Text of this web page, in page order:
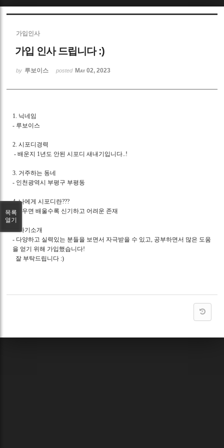
가입인사
가입 인사 드립니다 :)
by 루보이스 posted May 02, 2023
1. 닉네임
- 루보이스
2. 시포디경력
- 배운지 1년도 안된 시포디 새내기입니다..!
3. 거주하는 동네
- 인천광역시 부평구 부평동
4. 나에게 시포디란???
- 배우면 배울수록 신기하고 어려운 존재
5. 자기소개
- 다양하고 실력있는 분들을 보면서 자극받을 수 있고, 공부하면서 많은 도움
을 얻기 위해 가입했습니다!
잘 부탁드립니다 :)
목록
열기
Sketchbook5, 스케치북5
Sketchbook5, 스케치북5